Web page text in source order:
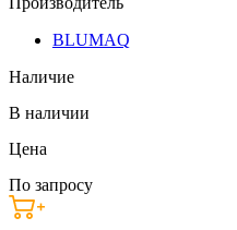
BLUMAQ
Наличие
В наличии
Цена
По запросу